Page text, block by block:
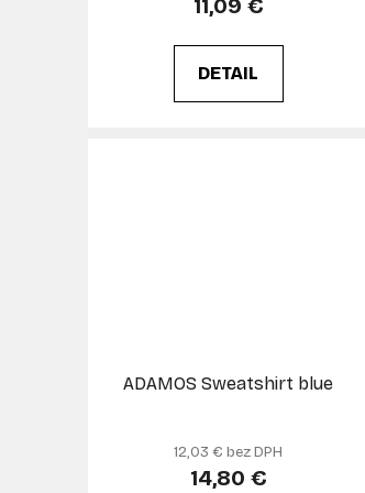
DETAIL
ADAMOS Sweatshirt blue
12,03 € bez DPH
14,80 €